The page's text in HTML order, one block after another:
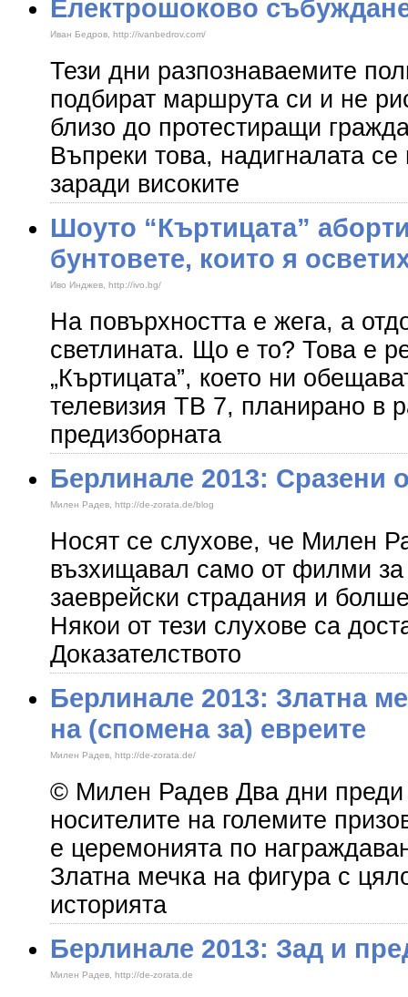
Електрошоково
Иван Бедров, http://ivanbedrov.com/
Тези дни разпознаваемите
подбират маршрута си и не
близо до протестиращи
Въпреки това, надигналата се
заради високите
Шоуто “Къртицата”
бунтовете, които я
Иво Инджев, http://ivo.bg/
На повърхността е жега, а
светлината. Що е то? Това е
„Къртицата”, което ни
телевизия ТВ 7, планирано в
предизборната
Берлинале 2013: Сразени
Милен Радев, http://de-zorata.de/blog
Носят се слухове, че Милен
възхищавал само от филми за
заеврейски страдания и
Някои от тези слухове са
Доказателството
Берлинале 2013: Златна
на (спомена за) евреите
Милен Радев, http://de-zorata.de/
© Милен Радев Два дни преди
носителите на големите
е церемонията по
Златна мечка на фигура с
историята
Берлинале 2013: Зад и
Милен Радев, http://de-zorata.de